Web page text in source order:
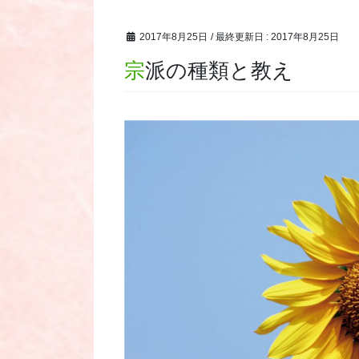
2017年8月25日 / 最終更新日 :2017年8月25日
宗派の種類と教え